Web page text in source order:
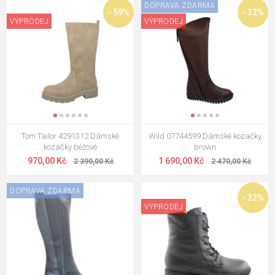
- 59%
VÝPRODEJ
Tom Tailor 4291312 Dámské
kozačky béžové
970,00 Kč 2 390,00 Kč
- 32%
DOPRAVA ZDARMA
VÝPRODEJ
Wild 07744599 Dámské kozačky
brown
1 690,00 Kč 2 470,00 Kč
DOPRAVA ZDARMA
- 32%
VÝPRODEJ